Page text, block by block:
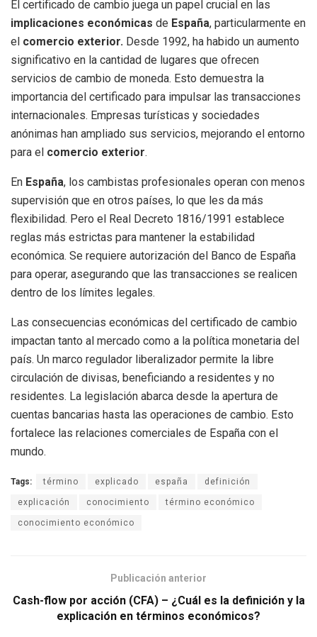
El certificado de cambio juega un papel crucial en las
implicaciones económicas de España, particularmente en
el comercio exterior. Desde 1992, ha habido un aumento
significativo en la cantidad de lugares que ofrecen
servicios de cambio de moneda. Esto demuestra la
importancia del certificado para impulsar las transacciones
internacionales. Empresas turísticas y sociedades
anónimas han ampliado sus servicios, mejorando el entorno
para el comercio exterior.
En España, los cambistas profesionales operan con menos
supervisión que en otros países, lo que les da más
flexibilidad. Pero el Real Decreto 1816/1991 establece
reglas más estrictas para mantener la estabilidad
económica. Se requiere autorización del Banco de España
para operar, asegurando que las transacciones se realicen
dentro de los límites legales.
Las consecuencias económicas del certificado de cambio
impactan tanto al mercado como a la política monetaria del
país. Un marco regulador liberalizador permite la libre
circulación de divisas, beneficiando a residentes y no
residentes. La legislación abarca desde la apertura de
cuentas bancarias hasta las operaciones de cambio. Esto
fortalece las relaciones comerciales de España con el
mundo.
Tags: término explicado españa definición
explicación conocimiento término económico
conocimiento económico
Publicación anterior
Cash-flow por acción (CFA) – ¿Cuál es la definición y la
explicación en términos económicos?